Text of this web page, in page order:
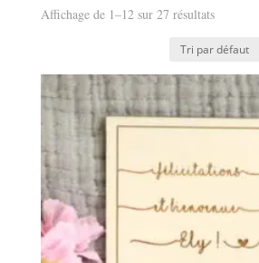
Affichage de 1–12 sur 27 résultats